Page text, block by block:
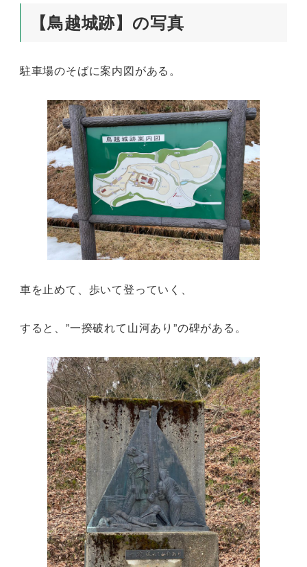
【鳥越城跡】の写真
駐車場のそばに案内図がある。
車を止めて、歩いて登っていく、
すると、”一揆破れて山河あり”の碑がある。